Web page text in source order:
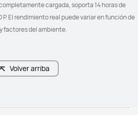
cargada, soporta 14 horas de
El rendimiento real puede variar en función de
factores del ambiente.
Volver arriba